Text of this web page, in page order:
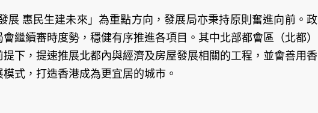
展 惠民生建未來」為重點方向，發展局亦秉持原則奮進向前。政
繼續審時度勢，穩健有序推進各項目。其中北部都會區（北都）
下，提速推展北都內與經濟及房屋發展相關的工程，並會善用香
式，打造香港成為更宜居的城市。